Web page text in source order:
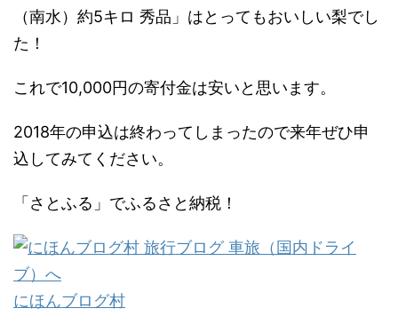
（南水）約5キロ 秀品」はとってもおいしい梨でし
た！
これで10,000円の寄付金は安いと思います。
2018年の申込は終わってしまったので来年ぜひ申
込してみてください。
「さとふる」でふるさと納税！
にほんブログ村